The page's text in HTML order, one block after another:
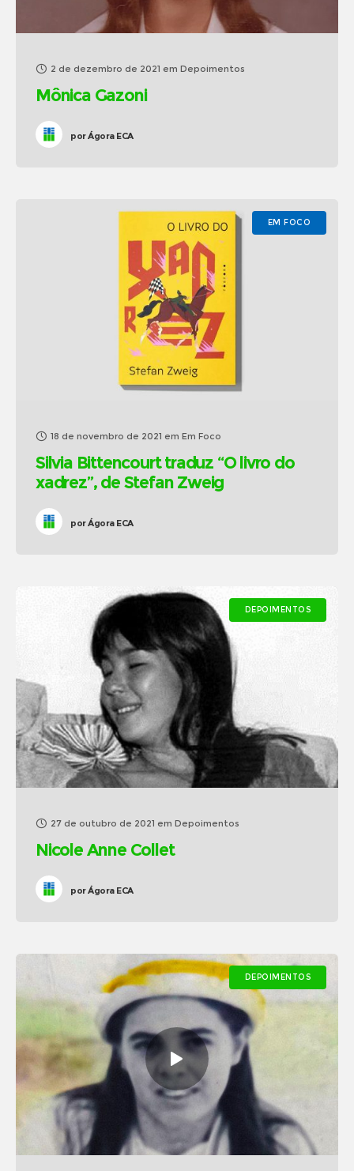
2 de dezembro de 2021 em Depoimentos
Mônica Gazoni
porÁgora ECA
EM FOCO
18 de novembro de 2021 em Em Foco
Silvia Bittencourt traduz “O livro do
xadrez”, de Stefan Zweig
porÁgora ECA
DEPOIMENTOS
27 de outubro de 2021 em Depoimentos
Nicole Anne Collet
porÁgora ECA
DEPOIMENTOS